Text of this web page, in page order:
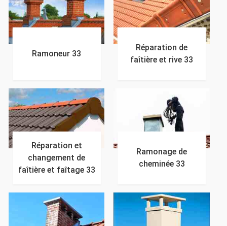
Ramoneur 33
Réparation de
faîtière et rive 33
Réparation et
changement de
faîtière et faîtage 33
Ramonage de
cheminée 33